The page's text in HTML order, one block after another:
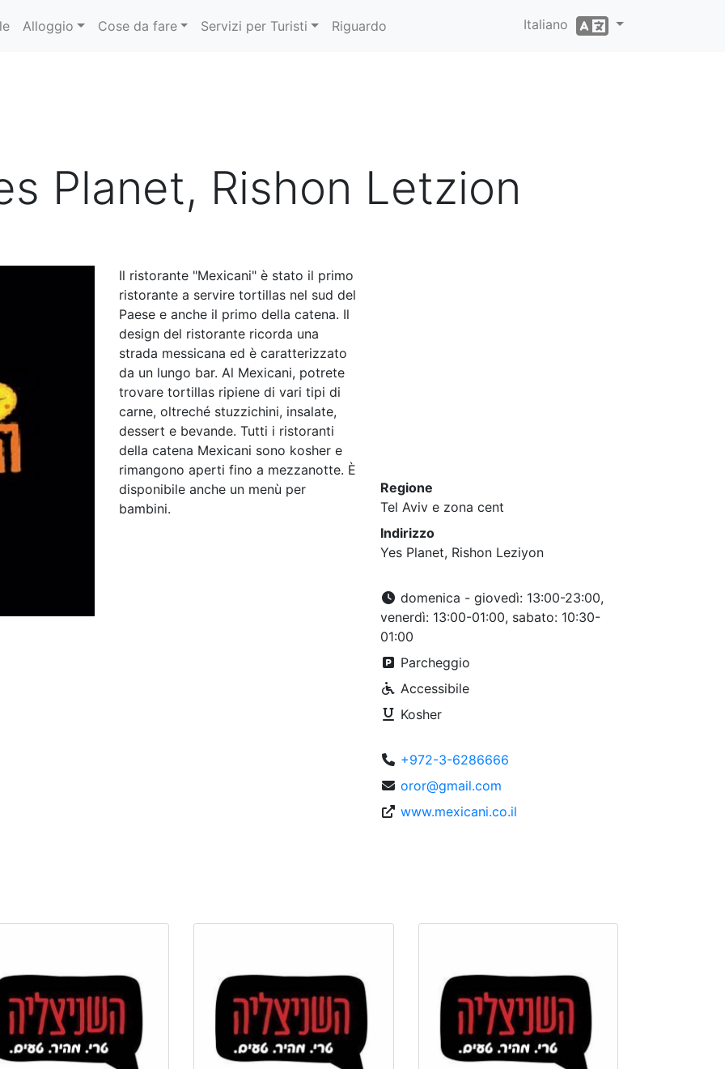
Alloggio Cose da fare Servizi per Turisti Riguardo Italiano
Planet, Rishon Letzion
Il ristorante "Mexicani" è stato il primo
ristorante a servire tortillas nel sud del
Paese e anche il primo della catena. Il
design del ristorante ricorda una
strada messicana ed è caratterizzato
da un lungo bar. Al Mexicani, potrete
trovare tortillas ripiene di vari tipi di
carne, oltreché stuzzichini, insalate,
dessert e bevande. Tutti i ristoranti
della catena Mexicani sono kosher e
rimangono aperti fino a mezzanotte. È
disponibile anche un menù per
bambini.
Regione
Tel Aviv e zona cent
Indirizzo
Yes Planet, Rishon Leziyon
domenica - giovedì: 13:00-23:00,
venerdì: 13:00-01:00, sabato: 10:30-
01:00
Parcheggio
Accessibile
Kosher
+972-3-6286666
oror@gmail.com
www.mexicani.co.il